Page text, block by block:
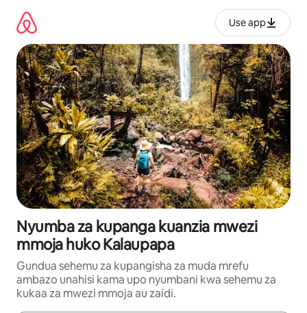
kwenda
kwenye
maudhui
Use app
Nyumba za kupanga kuanzia mwezi
mmoja huko Kalaupapa
Gundua sehemu za kupangisha za muda mrefu
ambazo unahisi kama upo nyumbani kwa sehemu za
kukaa za mwezi mmoja au zaidi.